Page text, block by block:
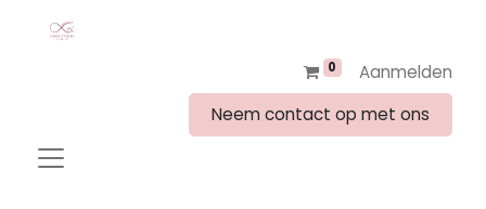
0
Aanmelden
Neem contact op met ons